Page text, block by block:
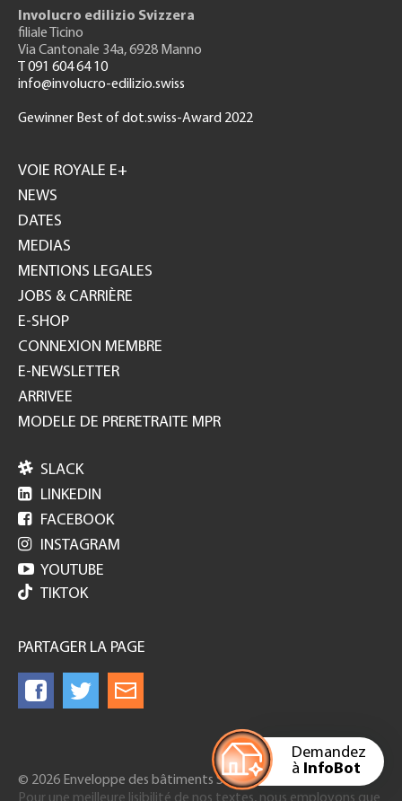
Demandez
à InfoBot
Involucro edilizio Svizzera
filiale Ticino
Via Cantonale 34a, 6928 Manno
T 091 604 64 10
info@involucro-edilizio.swiss
Gewinner Best of dot.swiss-Award 2022
GH
VOIE ROYALE E+
NEWS
DATES
MEDIAS
MENTIONS LEGALES
JOBS & CARRIÈRE
E-SHOP
CONNEXION MEMBRE
E-NEWSLETTER
ARRIVEE
MODELE DE PRERETRAITE MPR
 SLACK
 LINKEDIN
 FACEBOOK
 INSTAGRAM
 YOUTUBE
TIKTOK
PARTAGER LA PAGE
© 2026 Enveloppe des bâtiments Suisse